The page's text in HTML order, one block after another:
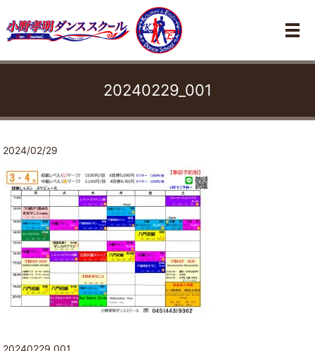
メ
20240229_001
2024/02/29
20240229_001